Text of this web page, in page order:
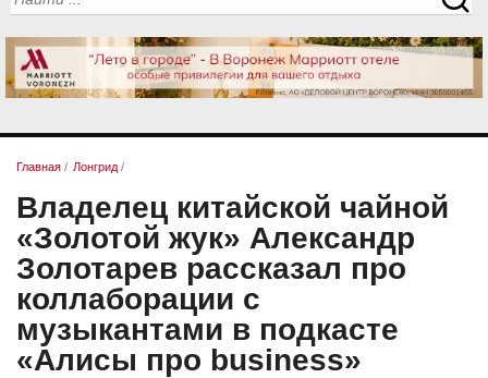
Главная / Лонгрид /
Владелец китайской чайной
«Золотой жук» Александр
Золотарев рассказал про
коллаборации с
музыкантами в подкасте
«Алисы про business»